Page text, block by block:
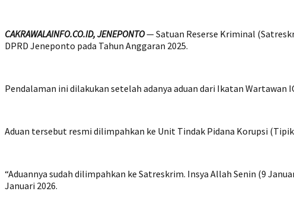
CAKRAWALAINFO.CO.ID, JENEPONTO— Satuan Reserse Kriminal
DPRD Jeneponto pada Tahun Anggaran 2025.
Pendalaman ini dilakukan setelah adanya aduan dari Ikatan
Aduan tersebut resmi dilimpahkan ke Unit Tindak Pidana Korupsi
“Aduannya sudah dilimpahkan ke Satreskrim. Insya Allah Senin (9
Januari 2026.